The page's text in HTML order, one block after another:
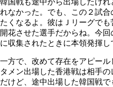
れなかった。でも、この２試
たくなるよ。彼はＪリーグで
開花させた選手だからね。今
に収集されたときに本領発揮し
一方で、改めて存在をアピー
タメン出場した香港戦は相手
だけど、途中出場した韓国戦